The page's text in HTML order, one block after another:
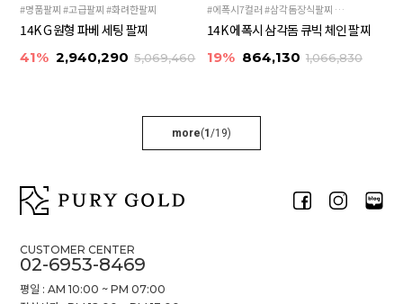
#명품팔찌 #고급팔찌 #화려한팔찌
14K G 원형 파베 세팅 팔찌
41% 2,940,290 5,069,460
#에폭시7컬러 #삼각돔장식팔찌 #레이어드체인팔찌
14K 에폭시 삼각돔 큐빅 체인 팔찌
19% 864,130 1,066,830
more(1/19)
CUSTOMER CENTER
02-6953-8469
평일 : AM 10:00 ~ PM 07:00